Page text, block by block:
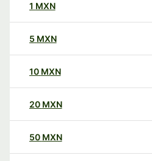
1 MXN
5 MXN
10 MXN
20 MXN
50 MXN